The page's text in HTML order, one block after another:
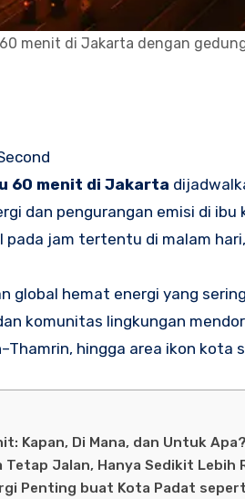
menit di Jakarta dengan
60 menit di Jakarta
dan pengurangan emisi di
jam tertentu di malam
global hemat energi yang
komunitas lingkungan
hingga area ikon kota
Kapan, Di Mana, dan Untuk Apa?
Tetap Jalan, Hanya Sedikit Lebih
Penting buat Kota Padat